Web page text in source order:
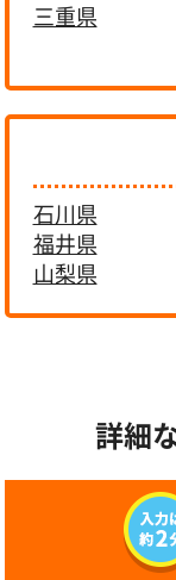
三重県
石川県
福井県
山梨県
詳細